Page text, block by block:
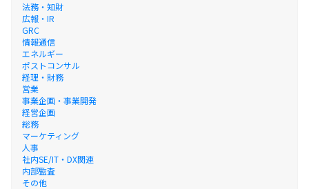
法務・知財
広報・IR
GRC
情報通信
エネルギー
ポストコンサル
経理・財務
営業
事業企画・事業開発
経営企画
総務
マーケティング
人事
社内SE/IT・DX関連
内部監査
その他